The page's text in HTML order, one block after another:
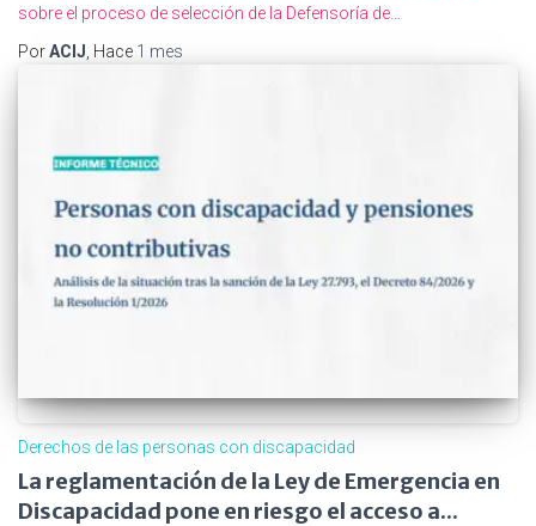
sobre el proceso de selección de la Defensoría de…
PorACIJ , Hace 1 mes
Derechos de las personas con discapacidad
La reglamentación de la Ley de Emergencia en
Discapacidad pone en riesgo el acceso a...